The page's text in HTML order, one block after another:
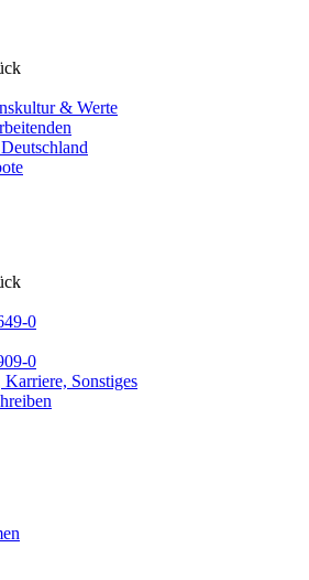
& Werte
0
0
Karriere, Sonstiges